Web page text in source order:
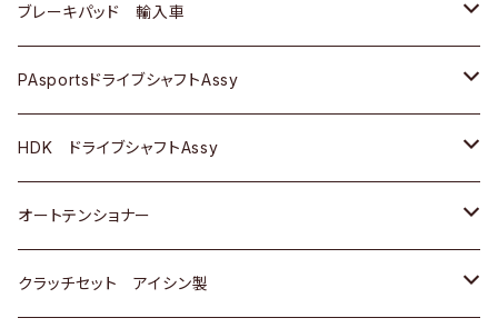
三菱
スバル
ＢＥＮＺ
三菱
スバル
マツダ
三菱
スバル
ダイハツ
マツダ
三菱
スバル
日産
ダイハツ
マツダ
三菱
スバル
日産
ダイハツ
マツダ
三菱
スバル
ホンダ
スズキ
日産
いすゞ
ダイハツ
ＡＵＤＩ
ＢＥＮＺ
ＢＭＷ
GOLF
ＷＡＧＥＮ
ブレーキパッド 輸入車
ＢＥＮＺ
ＢＭＷ
ＷＡＧＥＮ
ＶＯＬＶＯ
PAsportsドライブシャフトAssy
トヨタ
ホンダ
スズキ
HDK ドライブシャフトAssy
スズキ
ダイハツ
オートテンショナー
トヨタ
クラッチセット アイシン製